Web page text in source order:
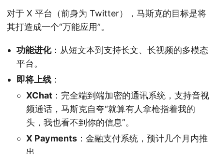
对于 X 平台（前身为 Twitter），马斯克的目标是将
其打造成一个“万能应用”。
功能进化：从短文本到支持长文、长视频的多模态
平台。
即将上线 ：
XChat ：完全端到端加密的通讯系统，支持音视
频通话，马斯克自夸“就算有人拿枪指着我的
头，我也看不到你的信息”。
X Payments ：金融支付系统，预计几个月内推